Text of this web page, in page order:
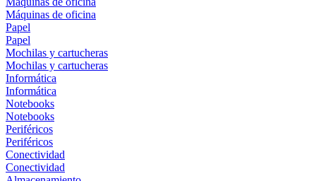
Máquinas de oficina
Papel
Papel
Mochilas y cartucheras
Mochilas y cartucheras
Informática
Informática
Notebooks
Notebooks
Periféricos
Periféricos
Conectividad
Conectividad